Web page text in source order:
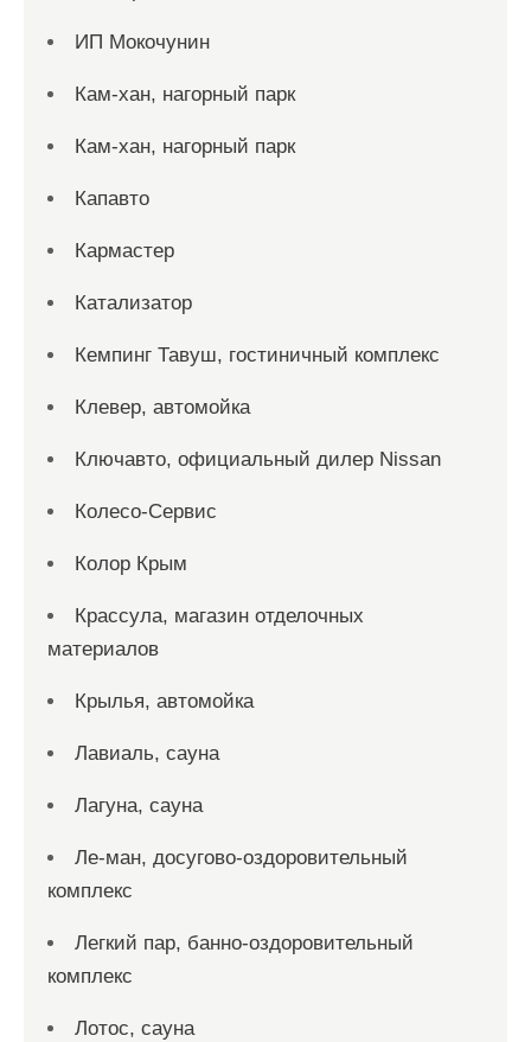
ИП Мокочунин
Кам-хан, нагорный парк
Кам-хан, нагорный парк
Капавто
Кармастер
Катализатор
Кемпинг Тавуш, гостиничный комплекс
Клевер, автомойка
Ключавто, официальный дилер Nissan
Колесо-Сервис
Колор Крым
Крассула, магазин отделочных
материалов
Крылья, автомойка
Лавиаль, сауна
Лагуна, сауна
Ле-ман, досугово-оздоровительный
комплекс
Легкий пар, банно-оздоровительный
комплекс
Лотос, сауна